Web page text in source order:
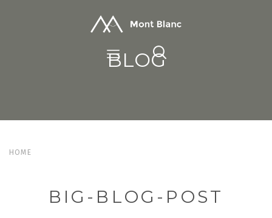
BLOG
HOME
BIG-BLOG-POST